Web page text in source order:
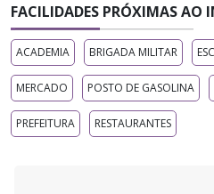
FACILIDADES PRÓXIMAS AO
ACADEMIA BRIGADA MILITAR
MERCADO POSTO DE GASOLINA
PREFEITURA RESTAURANTES